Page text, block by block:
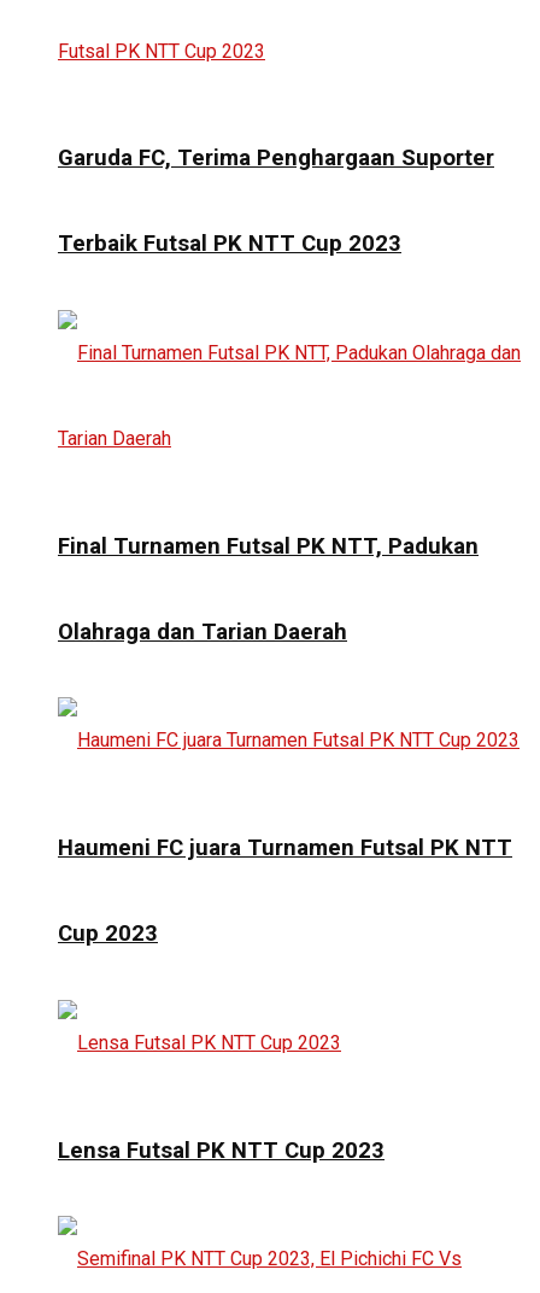
Garuda FC, Terima Penghargaan Suporter
Terbaik Futsal PK NTT Cup 2023
Final Turnamen Futsal PK NTT, Padukan
Olahraga dan Tarian Daerah
Haumeni FC juara Turnamen Futsal PK NTT
Cup 2023
Lensa Futsal PK NTT Cup 2023